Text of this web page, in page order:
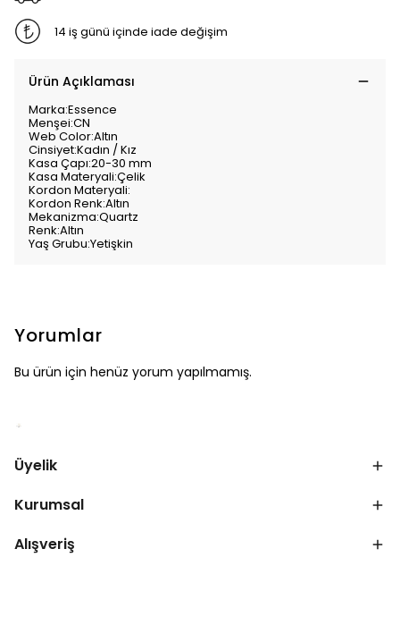
14 iş günü içinde iade değişim
Ürün Açıklaması
Marka:Essence
Menşei:CN
Web Color:Altın
Cinsiyet:Kadın / Kız
Kasa Çapı:20-30 mm
Kasa Materyali:Çelik
Kordon Materyali:
Kordon Renk:Altın
Mekanizma:Quartz
Renk:Altın
Yaş Grubu:Yetişkin
Yorumlar
Bu ürün için henüz yorum yapılmamış.
Üyelik
Kurumsal
Alışveriş